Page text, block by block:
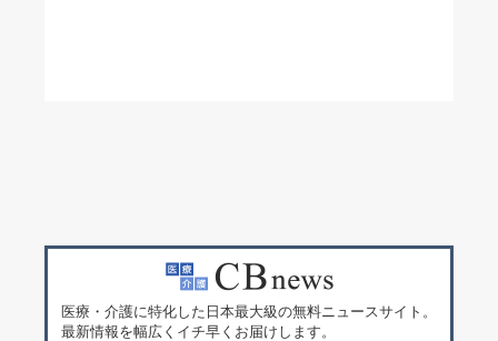
医療・介護に特化した日本最大級の無料ニュースサイト。
最新情報を幅広くイチ早くお届けします。